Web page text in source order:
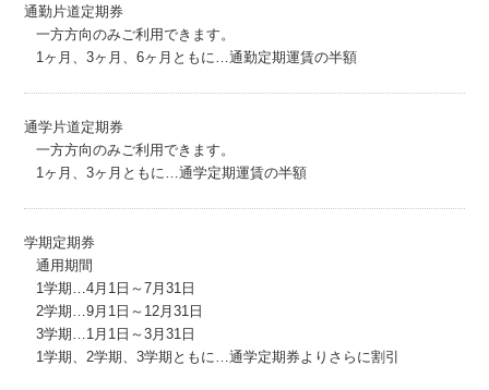
通勤片道定期券
一方方向のみご利用できます。
1ヶ月、3ヶ月、6ヶ月ともに…通勤定期運賃の半額
通学片道定期券
一方方向のみご利用できます。
1ヶ月、3ヶ月ともに…通学定期運賃の半額
学期定期券
通用期間
1学期…4月1日～7月31日
2学期…9月1日～12月31日
3学期…1月1日～3月31日
1学期、2学期、3学期ともに…通学定期券よりさらに割引